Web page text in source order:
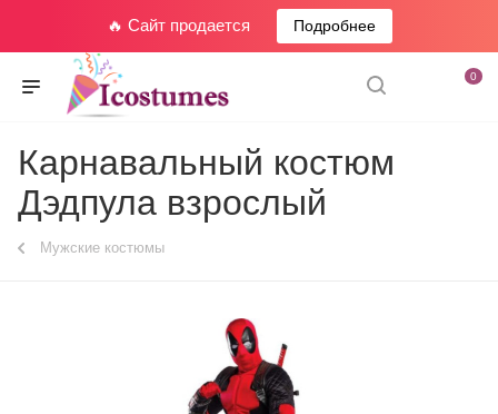
🔥 Сайт продается Подробнее
0
Карнавальный костюм
Дэдпула взрослый
Мужские костюмы